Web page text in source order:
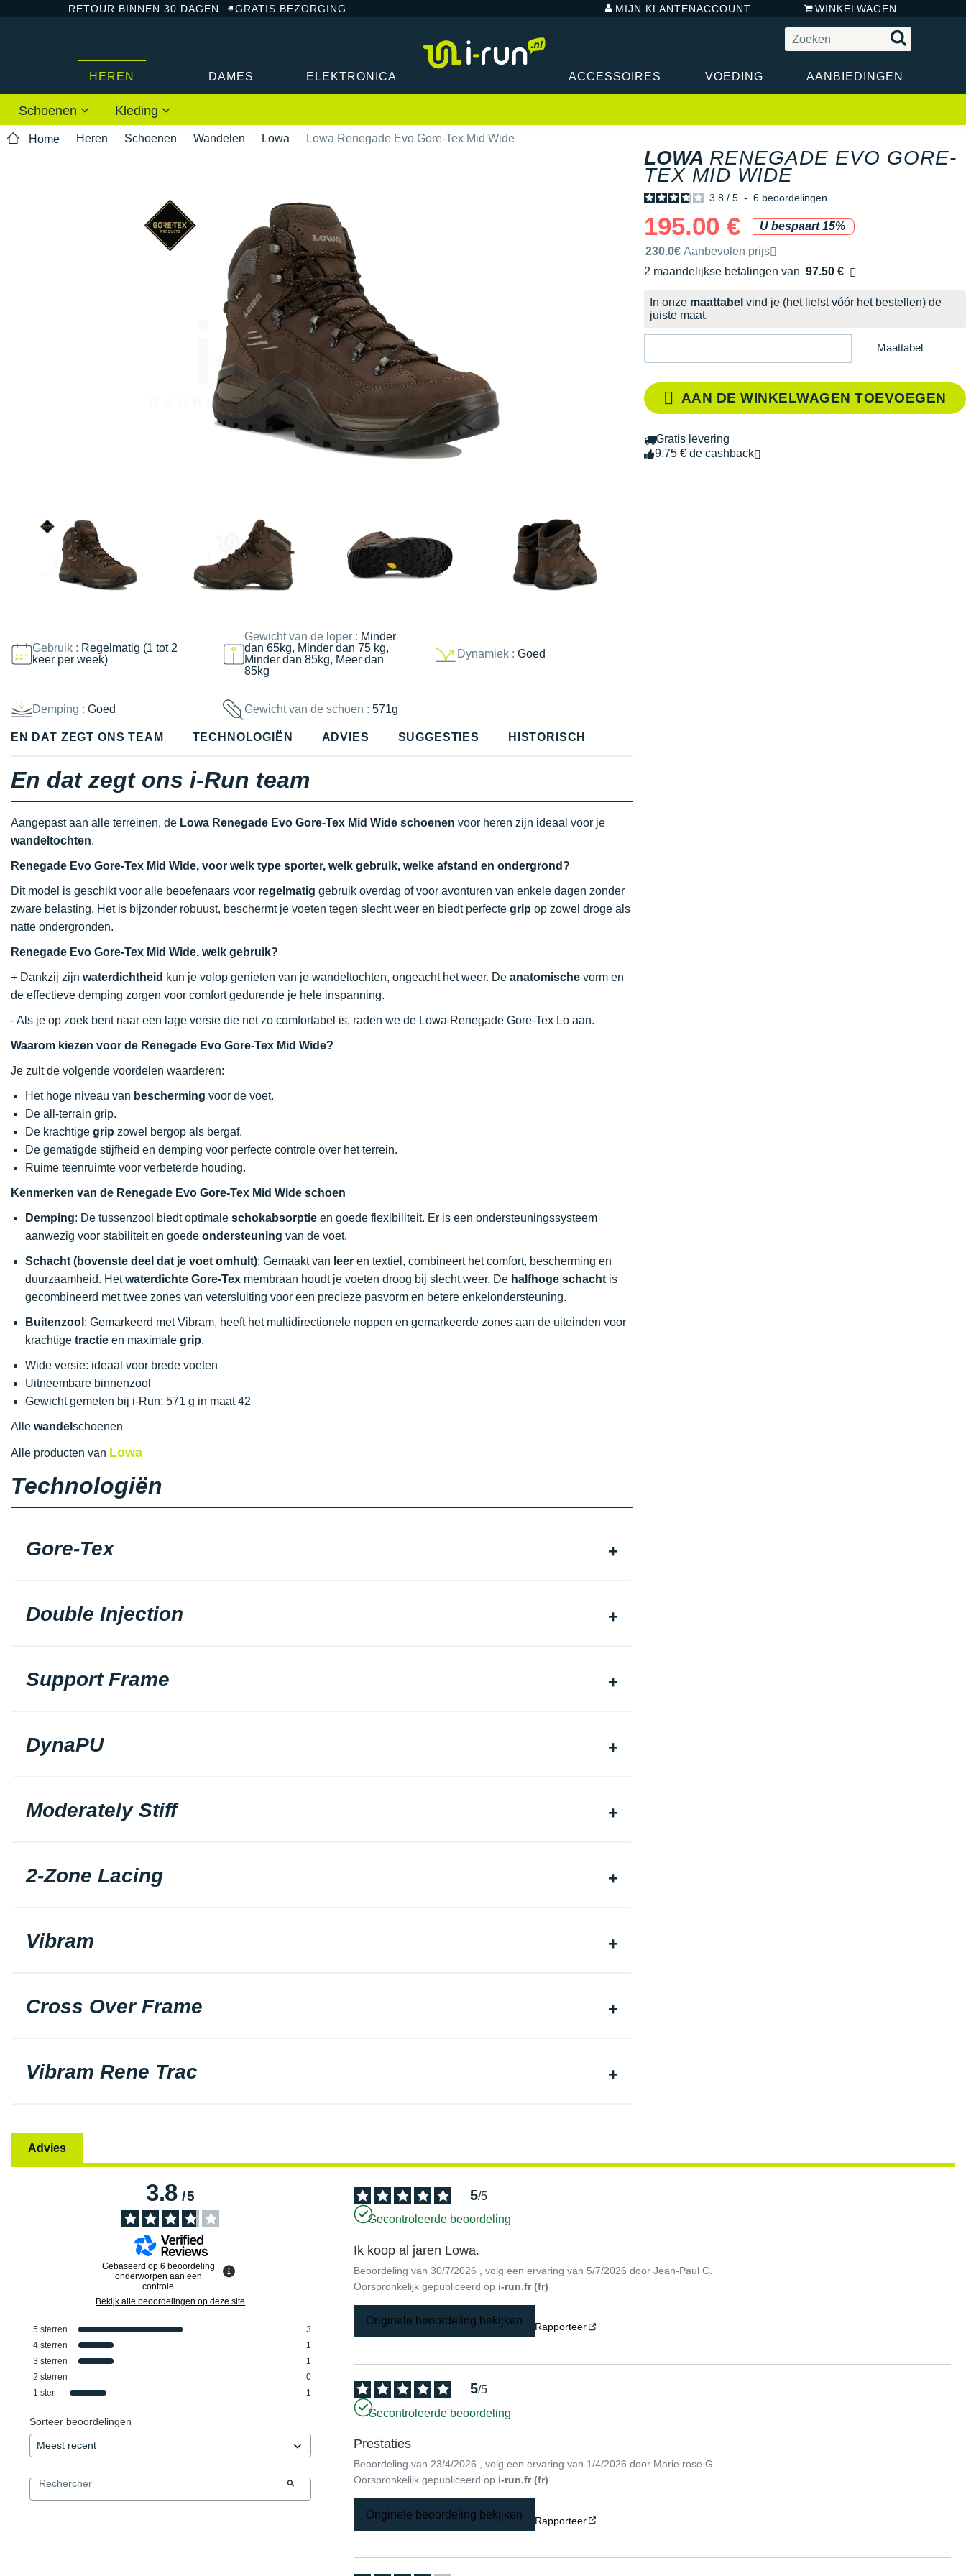
RETOUR BINNEN 30 DAGEN GRATIS BEZORGING MIJN KLANTENACCOUNT WINKELWAGEN
HEREN DAMES ELEKTRONICA ACCESSOIRES VOEDING AANBIEDINGEN
Schoenen Kleding
Home Heren Schoenen Wandelen Lowa Lowa Renegade Evo Gore-Tex Mid Wide
Gebruik : Regelmatig (1 tot 2
keer per week)
Gewicht van de loper : Minder
dan 65kg, Minder dan 75 kg,
Minder dan 85kg, Meer dan
85kg
Dynamiek : Goed
Demping : Goed Gewicht van de schoen :571g
LOWA RENEGADE EVO GORE-
TEX MID WIDE
3.8 / 5 - 6 beoordelingen
195.00 €
U bespaart 15%
Door het merk aanbevolen verkoopprijs
230.0€ Aanbevolen prijs
2 maandelijkse betalingen van 97.50 €
zonder kosten
In onze maattabel vind je (het liefst vóór het bestellen) de
juiste maat.
Maattabel
AAN DE WINKELWAGEN TOEVOEGEN
Gratis levering
9.75 € de cashback
EN DAT ZEGT ONS TEAM TECHNOLOGIËN ADVIES SUGGESTIES HISTORISCH
En dat zegt ons i-Run team
Aangepast aan alle terreinen, de Lowa Renegade Evo Gore-Tex Mid Wide schoenen voor heren zijn ideaal voor je
wandeltochten.
Renegade Evo Gore-Tex Mid Wide, voor welk type sporter, welk gebruik, welke afstand en ondergrond?
Dit model is geschikt voor alle beoefenaars voor regelmatig gebruik overdag of voor avonturen van enkele dagen zonder
zware belasting. Het is bijzonder robuust, beschermt je voeten tegen slecht weer en biedt perfecte grip op zowel droge als
natte ondergronden.
Renegade Evo Gore-Tex Mid Wide, welk gebruik?
+ Dankzij zijn waterdichtheid kun je volop genieten van je wandeltochten, ongeacht het weer. De anatomische vorm en
de effectieve demping zorgen voor comfort gedurende je hele inspanning.
- Als je op zoek bent naar een lage versie die net zo comfortabel is, raden we de Lowa Renegade Gore-Tex Lo aan.
Waarom kiezen voor de Renegade Evo Gore-Tex Mid Wide?
Je zult de volgende voordelen waarderen:
Het hoge niveau van bescherming voor de voet.
De all-terrain grip.
De krachtige grip zowel bergop als bergaf.
De gematigde stijfheid en demping voor perfecte controle over het terrein.
Ruime teenruimte voor verbeterde houding.
Kenmerken van de Renegade Evo Gore-Tex Mid Wide schoen
Demping: De tussenzool biedt optimale schokabsorptie en goede flexibiliteit. Er is een ondersteuningssysteem
aanwezig voor stabiliteit en goede ondersteuning van de voet.
Schacht (bovenste deel dat je voet omhult): Gemaakt van leer en textiel, combineert het comfort, bescherming en
duurzaamheid. Hetwaterdichte Gore-Tex membraan houdt je voeten droog bij slecht weer. De halfhoge schacht is
gecombineerd met twee zones van vetersluiting voor een precieze pasvorm en betere enkelondersteuning.
Buitenzool : Gemarkeerd met Vibram, heeft het multidirectionele noppen en gemarkeerde zones aan de uiteinden voor
krachtige tractie en maximale grip.
Wide versie: ideaal voor brede voeten
Uitneembare binnenzool
Gewicht gemeten bij i-Run: 571 g in maat 42
Alle wandel schoenen
Alle producten van Lowa
Technologiën
Gore-Tex
Double Injection
Support Frame
DynaPU
Moderately Stiff
2-Zone Lacing
Vibram
Cross Over Frame
Vibram Rene Trac
Advies
3.8/5
Gebaseerd op 6 beoordeling
onderworpen aan een
controle
Bekijk alle beoordelingen op deze site
5 sterren
3
4 sterren
1
3 sterren
1
2 sterren
0
1 ster 1
Sorteer beoordelingen
5/5
Gecontroleerde beoordeling
Ik koop al jaren Lowa.
Beoordeling van30/7/2026 , volg een ervaring van 5/7/2026 doorJean-Paul C.
Oorspronkelijk gepubliceerd op i-run.fr (fr)
Originele beoordeling bekijken Rapporteer
5/5
Gecontroleerde beoordeling
Prestaties
Beoordeling van 23/4/2026 , volg een ervaring van 1/4/2026 door Marie rose G.
Oorspronkelijk gepubliceerd op i-run.fr (fr)
Originele beoordeling bekijken Rapporteer